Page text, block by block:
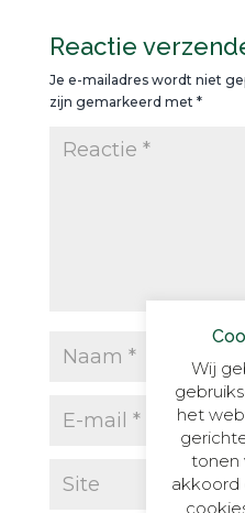
Reactie
Je e-mailadres wordt niet
zijn gemarkeerd met *
Wij
het
tonen
akkoord